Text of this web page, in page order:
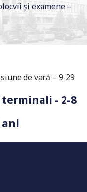
și examene –
de vară – 9-29
- 2-8